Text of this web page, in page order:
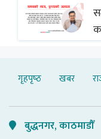
गृहपृष्‍ठ खबर
बुद्धनगर, काठमाडौँ